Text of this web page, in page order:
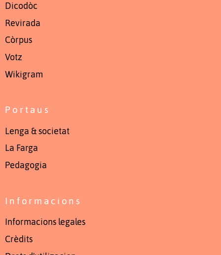
Dicodòc
Revirada
Còrpus
Votz
Wikigram
Portaus
Lenga & societat
La Farga
Pedagogia
Informacions
Informacions legales
Crèdits